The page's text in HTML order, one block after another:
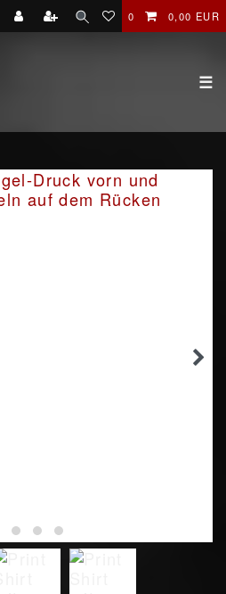
0 0,00 EUR
☰